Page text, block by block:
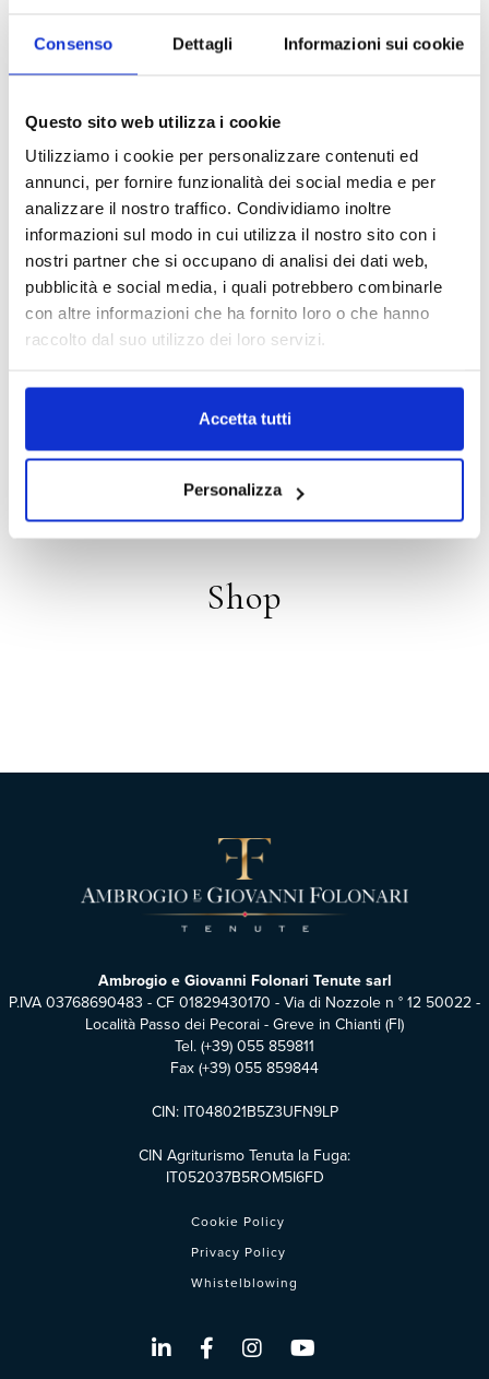
Consenso Dettagli Informazioni sui cookie
Questo sito web utilizza i cookie
Utilizziamo i cookie per personalizzare contenuti ed
annunci, per fornire funzionalità dei social media e per
analizzare il nostro traffico. Condividiamo inoltre
informazioni sul modo in cui utilizza il nostro sito con i
nostri partner che si occupano di analisi dei dati web,
pubblicità e social media, i quali potrebbero combinarle
con altre informazioni che ha fornito loro o che hanno
raccolto dal suo utilizzo dei loro servizi.
Accetta tutti
Personalizza
TERRITORIO
TIPOLOGIA
Esperienze
VISITE E DEGUSTAZIONI
Distribuzione
Shop
Cookie Policy
Privacy Policy
Whistelblowing
Ambrogio e Giovanni Folonari Tenute sarl
P.IVA 03768690483 - CF 01829430170 - Via di Nozzole n ° 12 50022 -
Località Passo dei Pecorai - Greve in Chianti (FI)
Tel.(+39) 055 859811
Fax (+39) 055 859844
CIN: IT048021B5Z3UFN9LP
CIN Agriturismo Tenuta la Fuga:
IT052037B5ROM5I6FD